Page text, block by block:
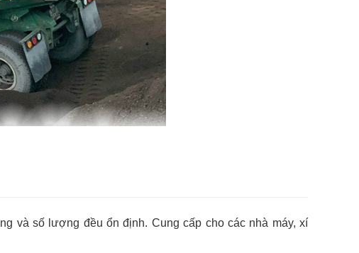
và số lượng đều ổn định. Cung cấp cho các nhà máy, xí